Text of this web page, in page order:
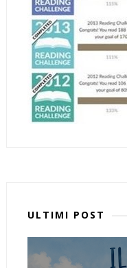
ULTIMI POST